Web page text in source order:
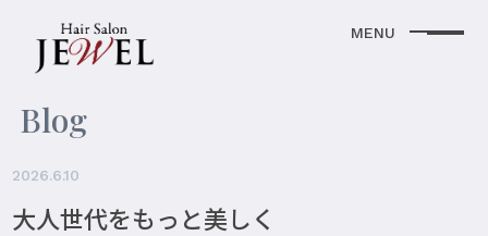
Blog
2026.6.10
大人世代をもっと美しく